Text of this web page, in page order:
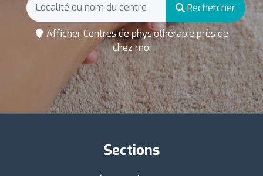
Rechercher
Afficher Centres de physiothérapie près de
chez moi
Sections